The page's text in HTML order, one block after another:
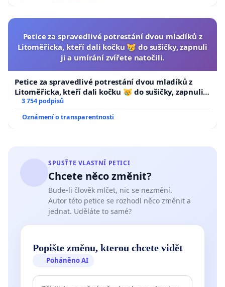
Petice za spravedlivé potrestání dvou mladíků z
Litoměřicka, kteří dali kočku 😿 do sušičky, zapnuli
ji a umírání zvířete natočili.
Petice za spravedlivé potrestání dvou mladíků z
Litoměřicka, kteří dali kočku 😿 do sušičky, zapnuli ji
a umírání zvířete natočili.
3 754 podpisů
Oznámení o transparentnosti
SPUSŤTE VLASTNÍ PETICI
Chcete něco změnit?
Bude-li člověk mlčet, nic se nezmění.
Autor této petice se rozhodl něco změnit a
jednat. Uděláte to samé?
Popište změnu, kterou chcete vidět
Poháněno AI